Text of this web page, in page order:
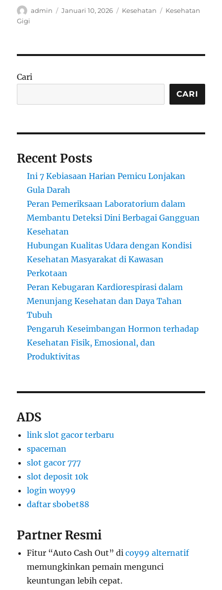
Author
admin
Posted
Januari 10, 2026 Categories
Kesehatan Tags
Kesehatan
Gigi
Cari
CARI
Recent Posts
Ini 7 Kebiasaan Harian Pemicu Lonjakan
Gula Darah
Peran Pemeriksaan Laboratorium dalam
Membantu Deteksi Dini Berbagai Gangguan
Kesehatan
Hubungan Kualitas Udara dengan Kondisi
Kesehatan Masyarakat di Kawasan
Perkotaan
Peran Kebugaran Kardiorespirasi dalam
Menunjang Kesehatan dan Daya Tahan
Tubuh
Pengaruh Keseimbangan Hormon terhadap
Kesehatan Fisik, Emosional, dan
Produktivitas
ADS
link slot gacor terbaru
spaceman
slot gacor 777
slot deposit 10k
login woy99
daftar sbobet88
Partner Resmi
Fitur “Auto Cash Out” dicoy99 alternatif
memungkinkan pemain mengunci
keuntungan lebih cepat.